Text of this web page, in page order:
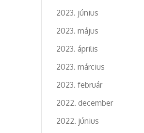
2023. június
2023. május
2023. április
2023. március
2023. február
2022. december
2022. június